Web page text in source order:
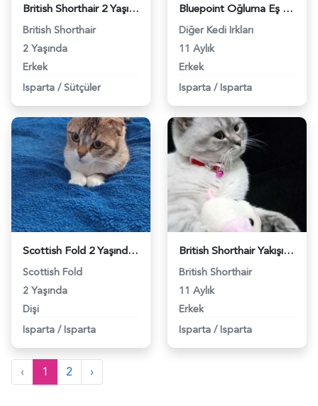
British Shorthair 2 Yaşında Kedime Eş Arıyorum - 118961852
British Shorthair
2 Yaşında
Erkek
Isparta / Sütçüler
Bluepoint Oğluma Eş Arıyoruz - 118961978
Diğer Kedi Irkları
11 Aylık
Erkek
Isparta / Isparta
Scottish Fold 2 Yaşında Kızıma Eş Arıyorum - 1152
Scottish Fold
2 Yaşında
Dişi
Isparta / Isparta
British Shorthair Yakışıklı Oğlumuza Eş Arıyoruz - 1489
British Shorthair
11 Aylık
Erkek
Isparta / Isparta
‹ 1 2 ›